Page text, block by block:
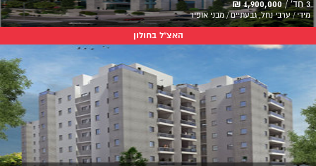
3 חד' / 1,900,000 ₪
מידי / ערבי נחל, גבעתיים / מבני אופיר
האצ"ל בחולון